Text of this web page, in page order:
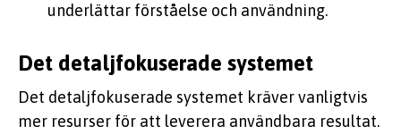
underlättar förståelse och användning.
Det detaljfokuserade systemet
Det detaljfokuserade systemet kräver vanligtvis
mer resurser för att leverera användbara resultat.